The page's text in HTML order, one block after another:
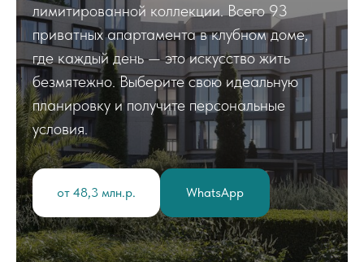
лимитированной коллекции. Всего 93
приватных апартамента в клубном доме,
где каждый день — это искусство жить
безмятежно. Выберите свою идеальную
планировку и получите персональные
условия.
от 48,3 млн.р. WhatsApp